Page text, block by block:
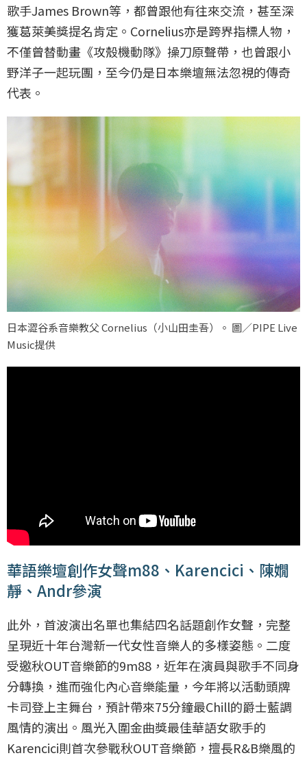
歌手James Brown等，都曾跟他有往來交流，甚至深
獲葛萊美獎提名肯定。Cornelius亦是跨界指標人物，
不僅曾替動畫《攻殼機動隊》操刀原聲帶，也曾跟小
野洋子一起玩團，至今仍是日本樂壇無法忽視的傳奇
代表。
日本澀谷系音樂教父 Cornelius（小山田圭吾）。 圖／PIPE Live
Music提供
華語樂壇創作女聲m88、Karencici、陳嫺
靜、Andr參演
此外，首波演出名單也集結四名話題創作女聲，完整
呈現近十年台灣新一代女性音樂人的多樣姿態。二度
受邀秋OUT音樂節的9m88，近年在演員與歌手不同身
分轉換，進而強化內心音樂能量，今年將以活動頭牌
卡司登上主舞台，預計帶來75分鐘最Chill的爵士藍調
風情的演出。風光入圍金曲獎最佳華語女歌手的
Karencici則首次參戰秋OUT音樂節，擅長R&B樂風的